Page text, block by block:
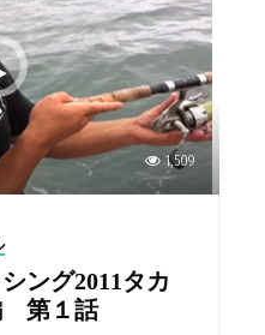
1,509
ング2011タカ
第１話